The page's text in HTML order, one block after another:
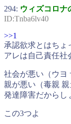
294: ウィズコロナ
ID:Tnba6lv40
>>1
承認欲求とはちょ
アレは自己責任社
社会が悪い（ウヨ
親が悪い（毒親 親
発達障害だからし
この3つよ